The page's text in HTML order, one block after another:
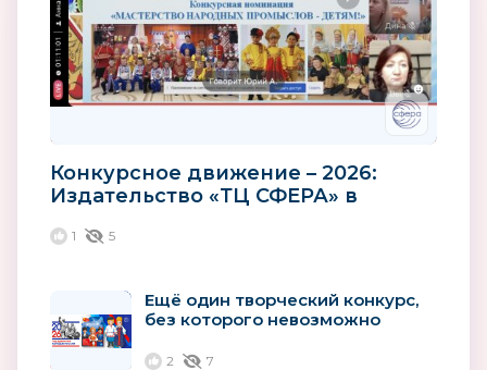
Конкурсное движение – 2026:
Издательство «ТЦ СФЕРА» в
ДОО и...
1 5
Ещё один творческий конкурс,
без которого невозможно
2 7